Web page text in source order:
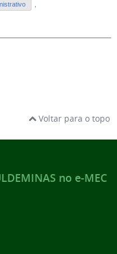
Voltar para o topo
no e-MEC